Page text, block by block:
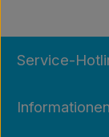
Service-
Informationen